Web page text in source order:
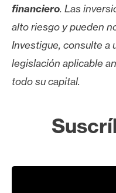
financiero. Las
alto riesgo y pueden
Investigue, consulte a
legislación aplicable
todo su capital.